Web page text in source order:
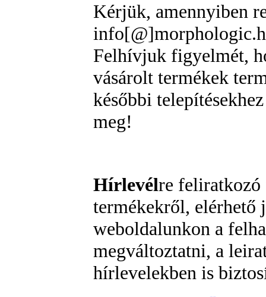
Kérjük, amennyiben
Felhívjuk figyelmét,
vásárolt termékek
későbbi
meg!
Hírlevélre feliratkozó
termékekről, elérhető
weboldalunkon a
megváltoztatni, a
hírlevelekben is